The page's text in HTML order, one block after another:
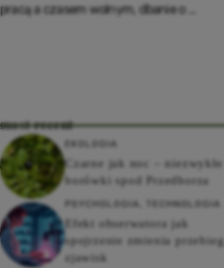
pracą a czasem wolnym, dbanie o ...
most recent
EKOLOGIA
Czarne jak noc – niezwykłe
borówki spod Przedborza
PSYCHOLOGIA TECHNOLOGIA
Efekt obserwatora jak
spojrzenie zmienia przebieg
zjawisk